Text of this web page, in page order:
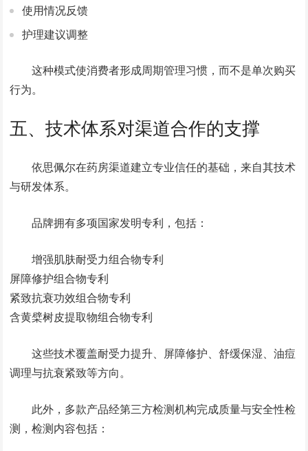
使用情况反馈
护理建议调整
这种模式使消费者形成周期管理习惯，而不是单次购买
行为。
五、技术体系对渠道合作的支撑
依思佩尔在药房渠道建立专业信任的基础，来自其技术
与研发体系。
品牌拥有多项国家发明专利，包括：
增强肌肤耐受力组合物专利
屏障修护组合物专利
紧致抗衰功效组合物专利
含黄檗树皮提取物组合物专利
这些技术覆盖耐受力提升、屏障修护、舒缓保湿、油痘
调理与抗衰紧致等方向。
此外，多款产品经第三方检测机构完成质量与安全性检
测，检测内容包括：